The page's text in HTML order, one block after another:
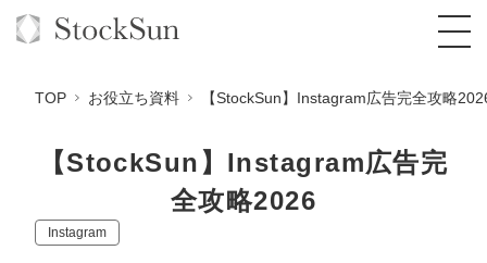
オーダーメイド支援
TOP
BPO支援
TOP お役立ち資料 【StockSun】Instagram広告完全攻略
【StockSun】Instagram広告完
全攻略2026
Instagram